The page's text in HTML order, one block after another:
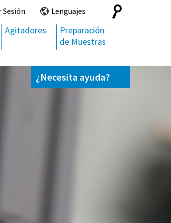
Sesión Lenguajes
Search
for:
Agitadores
Preparación
de Muestras
¿Necesita ayuda?